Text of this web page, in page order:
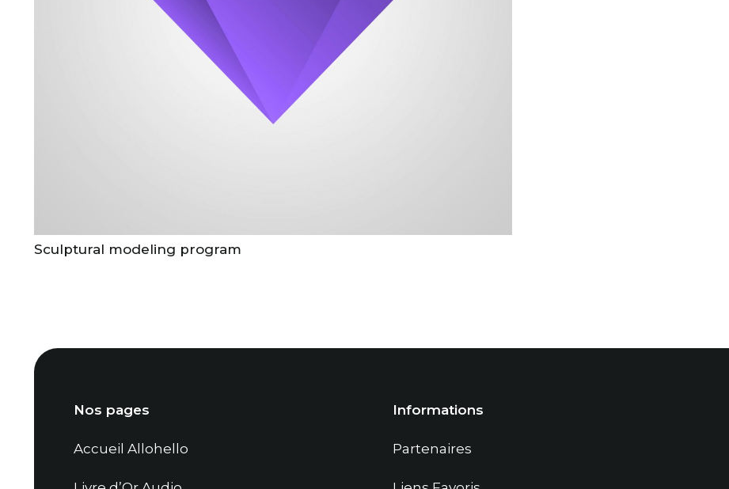
Sculptural modeling program
Nos pages
Accueil Allohello
Informations
Partenaires